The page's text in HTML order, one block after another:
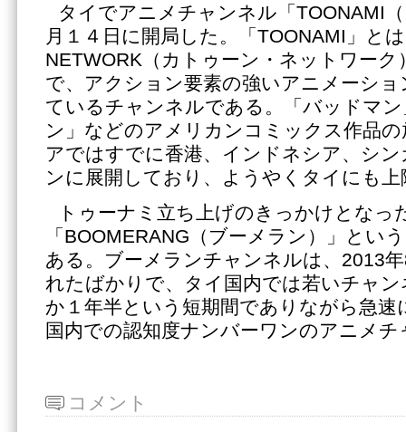
タイでアニメチャンネル「TOONAMI
月１４日に開局した。「TOONAMI」と
NETWORK（カトゥーン・ネットワーク
で、アクション要素の強いアニメーシ
ているチャンネルである。「バッドマ
ン」などのアメリカンコミックス作品
アではすでに香港、インドネシア、シ
ンに展開しており、ようやくタイにも
トゥーナミ立ち上げのきっかけとなっ
「BOOMERANG（ブーメラン）」とい
ある。ブーメランチャンネルは、2013
れたばかりで、タイ国内では若いチャ
か１年半という短期間でありながら急速
国内での認知度ナンバーワンのアニメ
コメント